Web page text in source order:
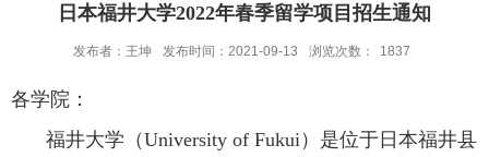
日本福井大学2022年春季留学项目招生通知
发布者：王坤 发布时间：2021-09-13 浏览次数： 1837
各学院：
福井大学（University of Fukui）是位于日本福井县